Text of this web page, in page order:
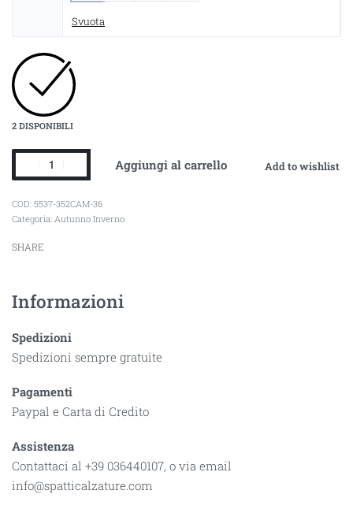
Svuota
2 DISPONIBILI
Aggiungi al carrello Add to wishlist
5537-352CAM-36
Categoria: Autunno Inverno
SHARE
Informazioni
Spedizioni
Spedizioni sempre gratuite
Pagamenti
Paypal e Carta di Credito
Assistenza
Contattaci al +39 036440107, o via email
info@spatticalzature.com